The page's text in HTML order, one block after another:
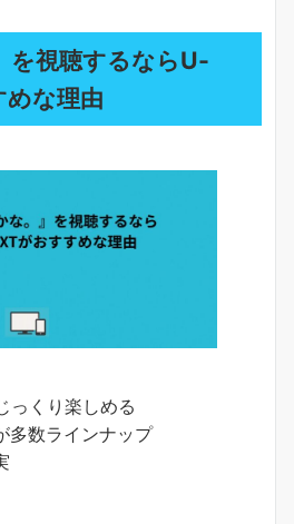
を視聴するならU-
な理由
っくり楽しめる
多数ラインナップ